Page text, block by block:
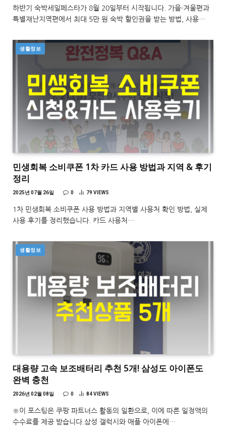
하반기 숙박세일페스타가 8월 20일부터 시작됩니다. 가을·겨울편과
특별재난지역편에서 최대 5만 원 숙박 할인권을 받는 방법, 사용…
생활정보
민생회복 소비쿠폰 1차 카드 사용 방법과 지역 & 후기
정리
2025년 07월 26일 0 79 VIEWS
1차 민생회복 소비쿠폰 사용 방법과 지역별 사용처 확인 방법, 실제
사용 후기를 정리했습니다. 카드 사용처…
생활정보
대용량 고속 보조배터리 추천 5개! 삼성도 아이폰도
완벽 충천
2026년 02월 08일 0 84VIEWS
※이 포스팅은 쿠팡 파트너스 활동의 일환으로, 이에 따른 일정액의
수수료를 제공 받습니다.삼성 갤럭시와 애플 아이폰에…